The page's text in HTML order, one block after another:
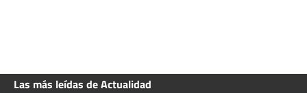
Las más leídas de Actualidad